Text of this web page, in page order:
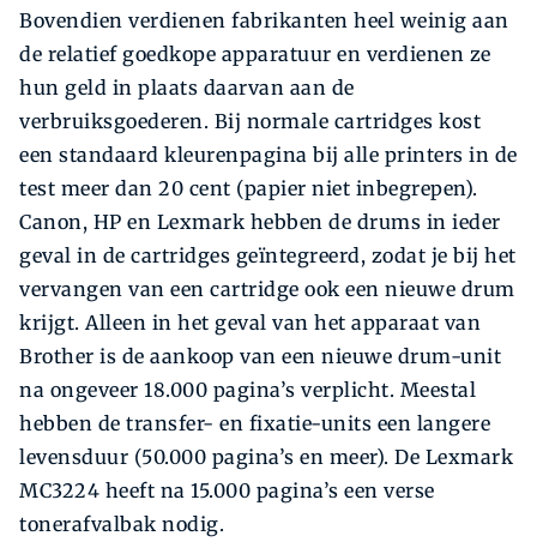
Bovendien verdienen fabri­kanten heel weinig aan
de relatief goed­kope apparatuur en verdienen ze
hun geld in plaats daarvan aan de
verbruiksgoederen. Bij normale cartridges kost
een standaard ­kleurenpagina bij alle printers in de
test meer dan 20 cent (papier niet inbegrepen).
Canon, HP en Lexmark hebben de drums in ieder
geval in de cartridges geïntegreerd, zodat je bij het
vervangen van een cartridge ook een nieuwe drum
krijgt. Alleen in het geval van het apparaat van
Brother is de aankoop van een nieuwe drum-unit
na ongeveer 18.000 pagina’s verplicht. Meestal
hebben de transfer- en fixatie-units een langere
levensduur (50.000 pagina’s en meer). De Lexmark
MC3224 heeft na 15.000 pagina’s een verse
tonerafvalbak nodig.